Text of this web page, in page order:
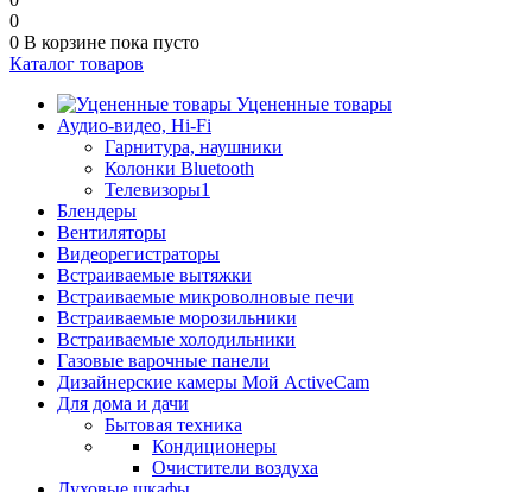
0
0 В корзине пока пусто
Каталог товаров
Уцененные товары
Аудио-видео, Hi-Fi
Гарнитура, наушники
Колонки Bluetooth
Телевизоры1
Блендеры
Вентиляторы
Видеорегистраторы
Встраиваемые вытяжки
Встраиваемые микроволновые печи
Встраиваемые морозильники
Встраиваемые холодильники
Газовые варочные панели
Дизайнерские камеры Мой ActiveCam
Для дома и дачи
Бытовая техника
Кондиционеры
Очистители воздуха